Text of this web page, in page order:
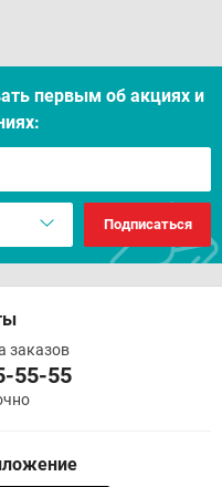
первым об акцияx и
Подписаться
заказов
55-55